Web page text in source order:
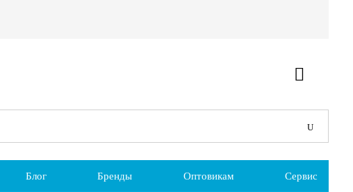
Блог Бренды Оптовикам Сервис